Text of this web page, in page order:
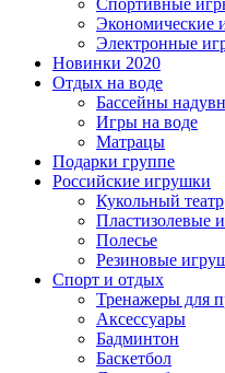
Спортивные
Экономические
Электронные
Новинки 2020
Отдых на воде
Бассейны
Игры на воде
Матрацы
Подарки группе
Российские игрушки
Кукольный театр
Пластизолевые
Полесье
Резиновые
Спорт и отдых
Тренажеры для
Аксессуары
Бадминтон
Баскетбол